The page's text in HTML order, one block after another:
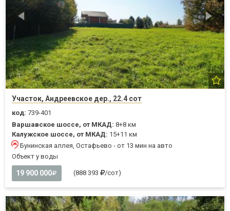
Участок, Андреевское дер., 22.4 сот
код: 739-401
Варшавское шоссе, от МКАД: 8+8 км
Калужское шоссе, от МКАД: 15+11 км
Бунинская аллея, Остафьево - от 13 мин на авто
Объект у воды
19 900 000 (888 393 /сот)